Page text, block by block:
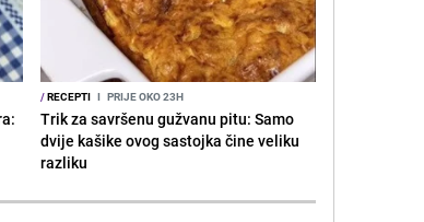
/RECEPTI I PRIJE OKO 23H
Trik za savršenu gužvanu pitu: Samo
dvije kašike ovog sastojka čine veliku
razliku